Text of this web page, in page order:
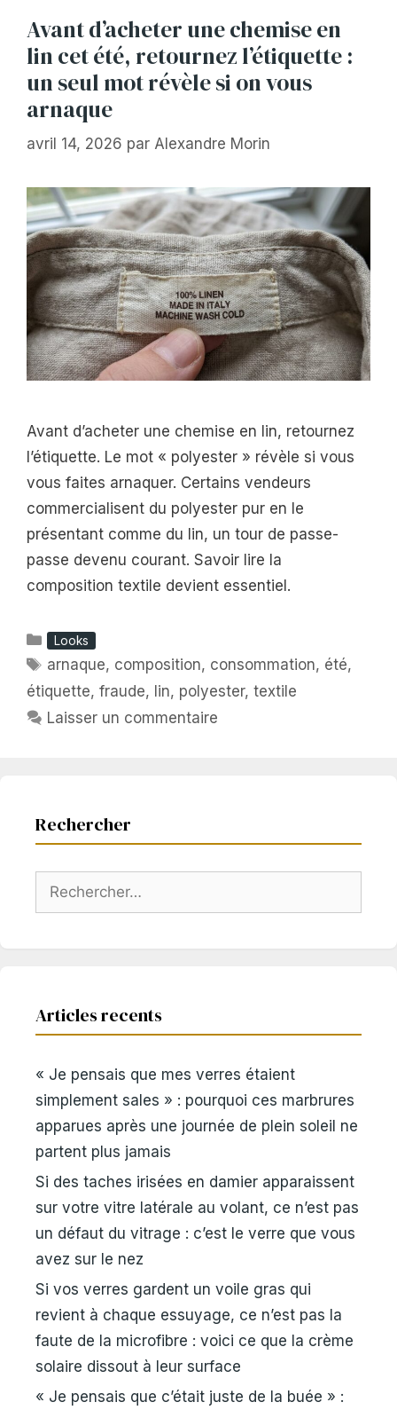
Avant d’acheter une chemise en
lin cet été, retournez l’étiquette :
un seul mot révèle si on vous
arnaque
avril 14, 2026 par Alexandre Morin
Avant d’acheter une chemise en lin, retournez
l’étiquette. Le mot « polyester » révèle si vous
vous faites arnaquer. Certains vendeurs
commercialisent du polyester pur en le
présentant comme du lin, un tour de passe-
passe devenu courant. Savoir lire la
composition textile devient essentiel.
Catégories
Looks
Étiquettes
arnaque, composition, consommation, été,
étiquette, fraude, lin, polyester, textile
Laisser un commentaire
Rechercher
Rechercher :
Articles recents
« Je pensais que mes verres étaient
simplement sales » : pourquoi ces marbrures
apparues après une journée de plein soleil ne
partent plus jamais
Si des taches irisées en damier apparaissent
sur votre vitre latérale au volant, ce n’est pas
un défaut du vitrage : c’est le verre que vous
avez sur le nez
Si vos verres gardent un voile gras qui
revient à chaque essuyage, ce n’est pas la
faute de la microfibre : voici ce que la crème
solaire dissout à leur surface
« Je pensais que c’était juste de la buée » :